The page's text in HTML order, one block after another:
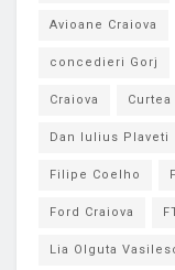
Avioane Craiova
concedieri Gorj
Craiova
Dan Iulius Plaveti
Filipe Coelho
Ford Craiova
Lia Olguta